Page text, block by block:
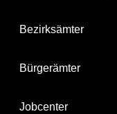
Bezirksämter
Bürgerämter
Jobcenter